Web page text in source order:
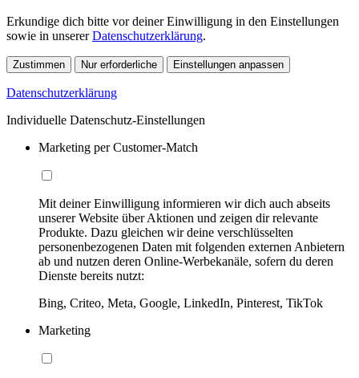
Erkundige dich bitte vor deiner Einwilligung in den Einstellungen
sowie in unsererDatenschutzerklärung.
Zustimmen Nur erforderliche Einstellungen anpassen
Datenschutzerklärung
Individuelle Datenschutz-Einstellungen
Marketing per Customer-Match
Mit deiner Einwilligung informieren wir dich auch abseits
unserer Website über Aktionen und zeigen dir relevante
Produkte. Dazu gleichen wir deine verschlüsselten
personenbezogenen Daten mit folgenden externen Anbietern
ab und nutzen deren Online-Werbekanäle, sofern du deren
Dienste bereits nutzt:
Bing, Criteo, Meta, Google, LinkedIn, Pinterest, TikTok
Marketing